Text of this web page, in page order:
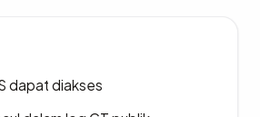
dapat diakses